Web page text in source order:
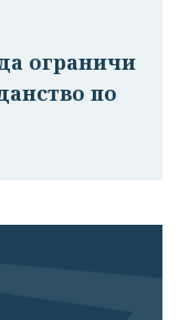
ограничи
по